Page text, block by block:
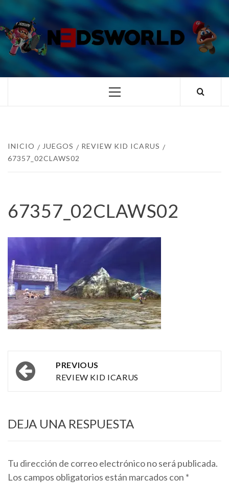
al
contenido
TUS ESPECIALISTAS EN NINTENDO
Menú
INICIO JUEGOS
REVIEW KID ICARUS
67357_02CLAWS02
67357_02CLAWS02
Post
navigation
PREVIOUS
REVIEW KID ICARUS
DEJA UNA RESPUESTA
Tu dirección de correo electrónico no será publicada.
Los campos obligatorios están marcados con *